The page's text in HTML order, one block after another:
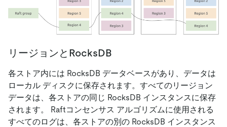
リージョンとRocksDB
各ストア内には RocksDB データベースがあり、データは
ローカル ディスクに保存されます。すべてのリージョン
データは、各ストアの同じ RocksDB インスタンスに保存
されます。 Raftコンセンサス アルゴリズムに使用される
すべてのログは、各ストアの別の RocksDB インスタンス